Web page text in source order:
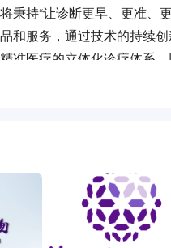
秉持“让诊断更早、更准、
和服务，通过技术的持续
准医疗的立体化诊疗体系